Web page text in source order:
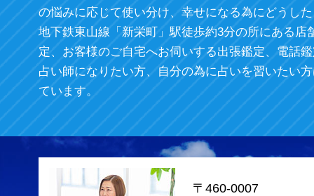
の悩みに応じて使い分け、幸せになる為にどうし
地下鉄東山線「新栄町」駅徒歩約3分の所にある
定、お客様のご自宅へお伺いする出張鑑定、電話
占い師になりたい方、自分の為に占いを習いたい
ています。
〒460-0007